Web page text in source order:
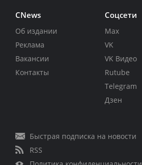
CNews
Об издании
Реклама
Вакансии
Контакты
Соцсети
Max
VK
VK Видео
Rutube
Telegram
Дзен
Быстрая подписка на новости
RSS